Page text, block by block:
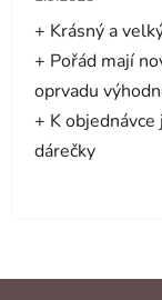
+ Krásný a
+ Pořád mají
oprvadu
+ K
dárečky